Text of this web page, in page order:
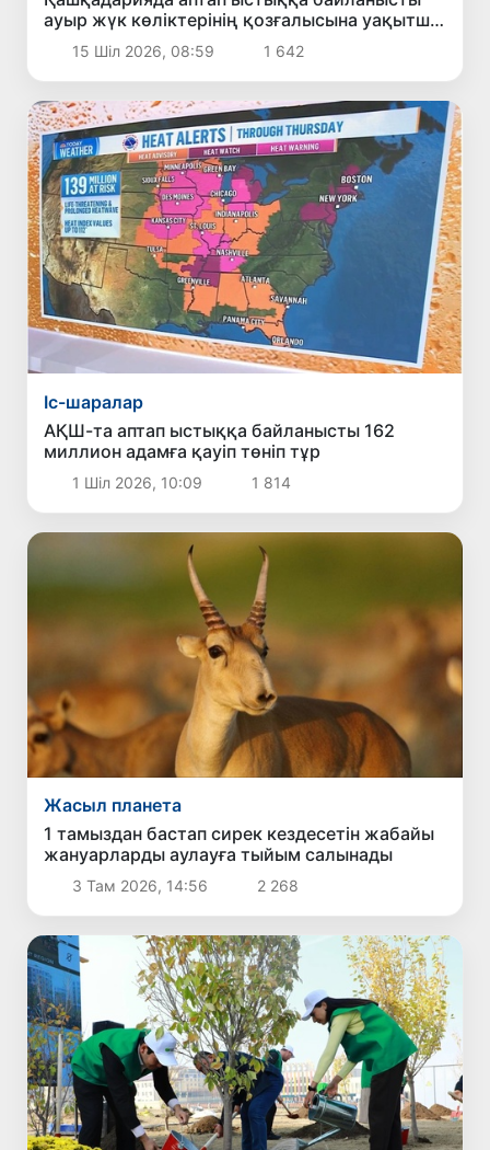
ауыр жүк көліктерінің қозғалысына уақытша
шектеу енгізіледі
15 Шіл 2026, 08:59 1 642
Іс-шаралар
АҚШ-та аптап ыстыққа байланысты 162
миллион адамға қауіп төніп тұр
1 Шіл 2026, 10:09 1 814
Жасыл планета
1 тамыздан бастап сирек кездесетін жабайы
жануарларды аулауға тыйым салынады
3 Там 2026, 14:56 2 268